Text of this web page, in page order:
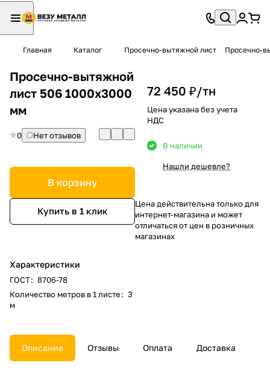
Главная Каталог Просечно-вытяжной лист Просечно-
Просечно-вытяжной
лист 506 1000х3000
мм
0 Нет отзывов
В корзину
Купить в 1 клик
Характеристики
ГОСТ: 8706-78
Количество метров в 1 листе: 3
м
72 450 ₽/тн
Цена указана без учета
НДС
В наличии
Нашли дешевле?
Цена действительна только для
интернет-магазина и может
отличаться от цен в розничных
магазинах
Описание Отзывы Оплата Доставка